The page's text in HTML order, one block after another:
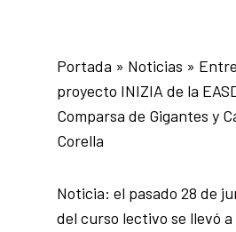
Portada » Noticias »
proyecto INIZIA de la
Comparsa de Gigantes y
Corella
Noticia: el pasado 28 de
del curso lectivo se llevó a